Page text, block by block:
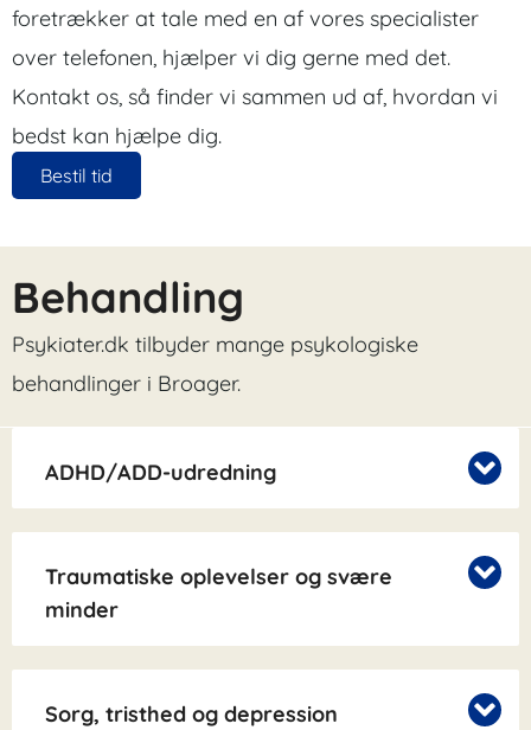
foretrækker at tale med en af vores specialister
over telefonen, hjælper vi dig gerne med det.
Kontakt os, så finder vi sammen ud af, hvordan vi
bedst kan hjælpe dig.
Bestil tid
Behandling
Psykiater.dk tilbyder mange psykologiske
behandlinger i Broager.
ADHD/ADD-udredning
Traumatiske oplevelser og svære
minder
Sorg, tristhed og depression